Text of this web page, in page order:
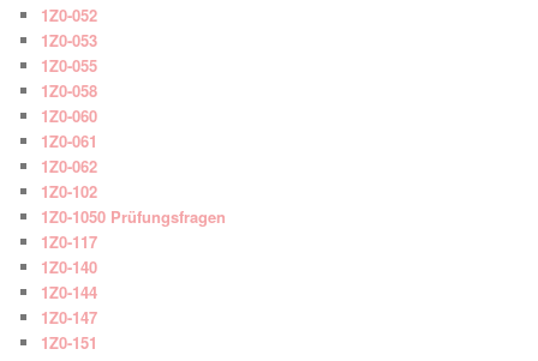
1Z0-052
1Z0-053
1Z0-055
1Z0-058
1Z0-060
1Z0-061
1Z0-062
1Z0-102
1Z0-1050 Prüfungsfragen
1Z0-117
1Z0-140
1Z0-144
1Z0-147
1Z0-151